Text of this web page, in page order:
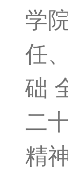
学
任
础
二
精